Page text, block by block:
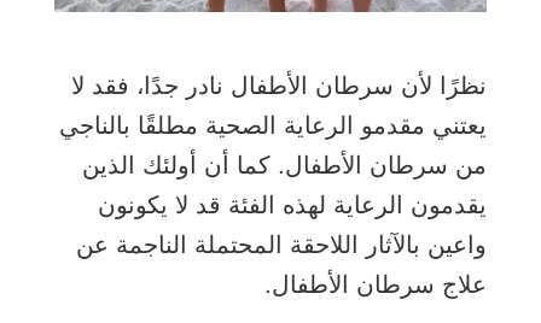
نظرًا لأن سرطان الأطفال نادر جدًا، فقد لا
يعتني مقدمو الرعاية الصحية مطلقًا بالناجي
من سرطان الأطفال. كما أن أولئك الذين
يقدمون الرعاية لهذه الفئة قد لا يكونون
واعين بالآثار اللاحقة المحتملة الناجمة عن
علاج سرطان الأطفال.